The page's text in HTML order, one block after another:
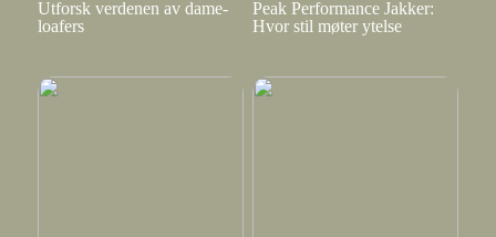
Utforsk verdenen av dame-
loafers
Peak Performance Jakker:
Hvor stil møter ytelse